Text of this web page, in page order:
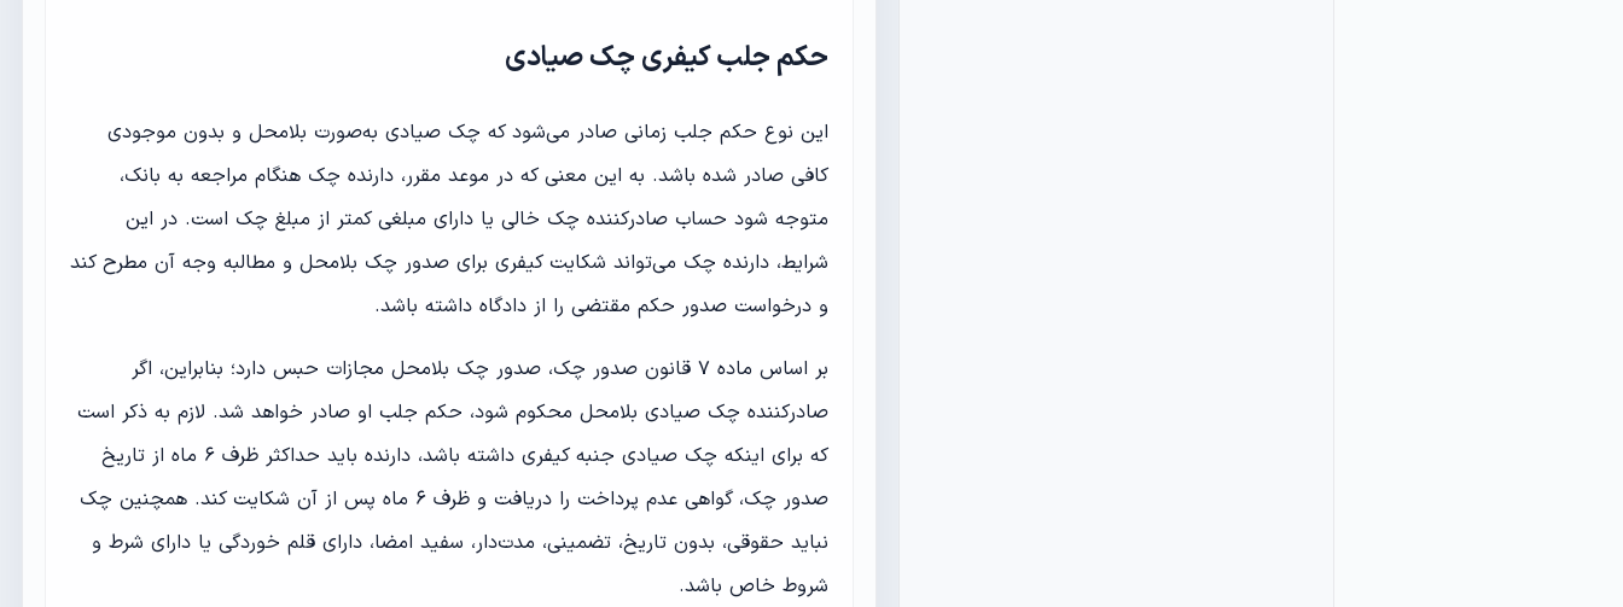
حکم جلب کیفری چک صیادی
این نوع حکم جلب زمانی صادر می‌شود که چک صیادی به‌صورت بلامحل و بدون موجودی
کافی صادر شده باشد. به این معنی که در موعد مقرر، دارنده چک هنگام مراجعه به بانک،
متوجه شود حساب صادرکننده چک خالی یا دارای مبلغی کمتر از مبلغ چک است. در این
شرایط، دارنده چک می‌تواند شکایت کیفری برای صدور چک بلامحل و مطالبه وجه آن مطرح کند
و درخواست صدور حکم مقتضی را از دادگاه داشته باشد.
بر اساس ماده ۷ قانون صدور چک، صدور چک بلامحل مجازات حبس دارد؛ بنابراین، اگر
صادرکننده چک صیادی بلامحل محکوم شود، حکم جلب او صادر خواهد شد. لازم به ذکر است
که برای اینکه چک صیادی جنبه کیفری داشته باشد، دارنده باید حداکثر ظرف ۶ ماه از تاریخ
صدور چک، گواهی عدم پرداخت را دریافت و ظرف ۶ ماه پس از آن شکایت کند. همچنین چک
نباید حقوقی، بدون تاریخ، تضمینی، مدت‌دار، سفید امضا، دارای قلم خوردگی یا دارای شرط و
شروط خاص باشد.